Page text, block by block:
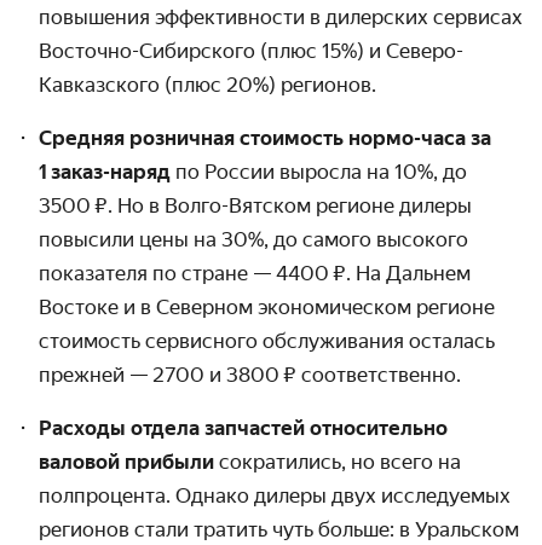
повышения эффектив­ности в дилерских сервисах
Восточно-Сибирского (плюс 15%) и Северо-
Кавказ­ского (плюс 20%) регионов.
Средняя розничная стоимость нормо-часа за
1 заказ-наряд по России выросла на 10%, до
3500 ₽. Но в Волго-Вятском регионе дилеры
повысили цены на 30%, до самого высокого
показателя по стране — 4400 ₽. На Дальнем
Востоке и в Северном экономическом регионе
стоимость сервисного обслуживания осталась
прежней — 2700 и 3800 ₽ соответ­ственно.
Расходы отдела запчастей относительно
валовой прибыли сократились, но всего на
полпроцента. Однако дилеры двух исследуемых
регионов стали тратить чуть больше: в Уральском